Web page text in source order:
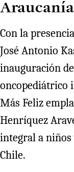
Con la
José Antonio
inauguración
oncopediátrico
Más Feliz
Henríquez
integral a niños
Chile.